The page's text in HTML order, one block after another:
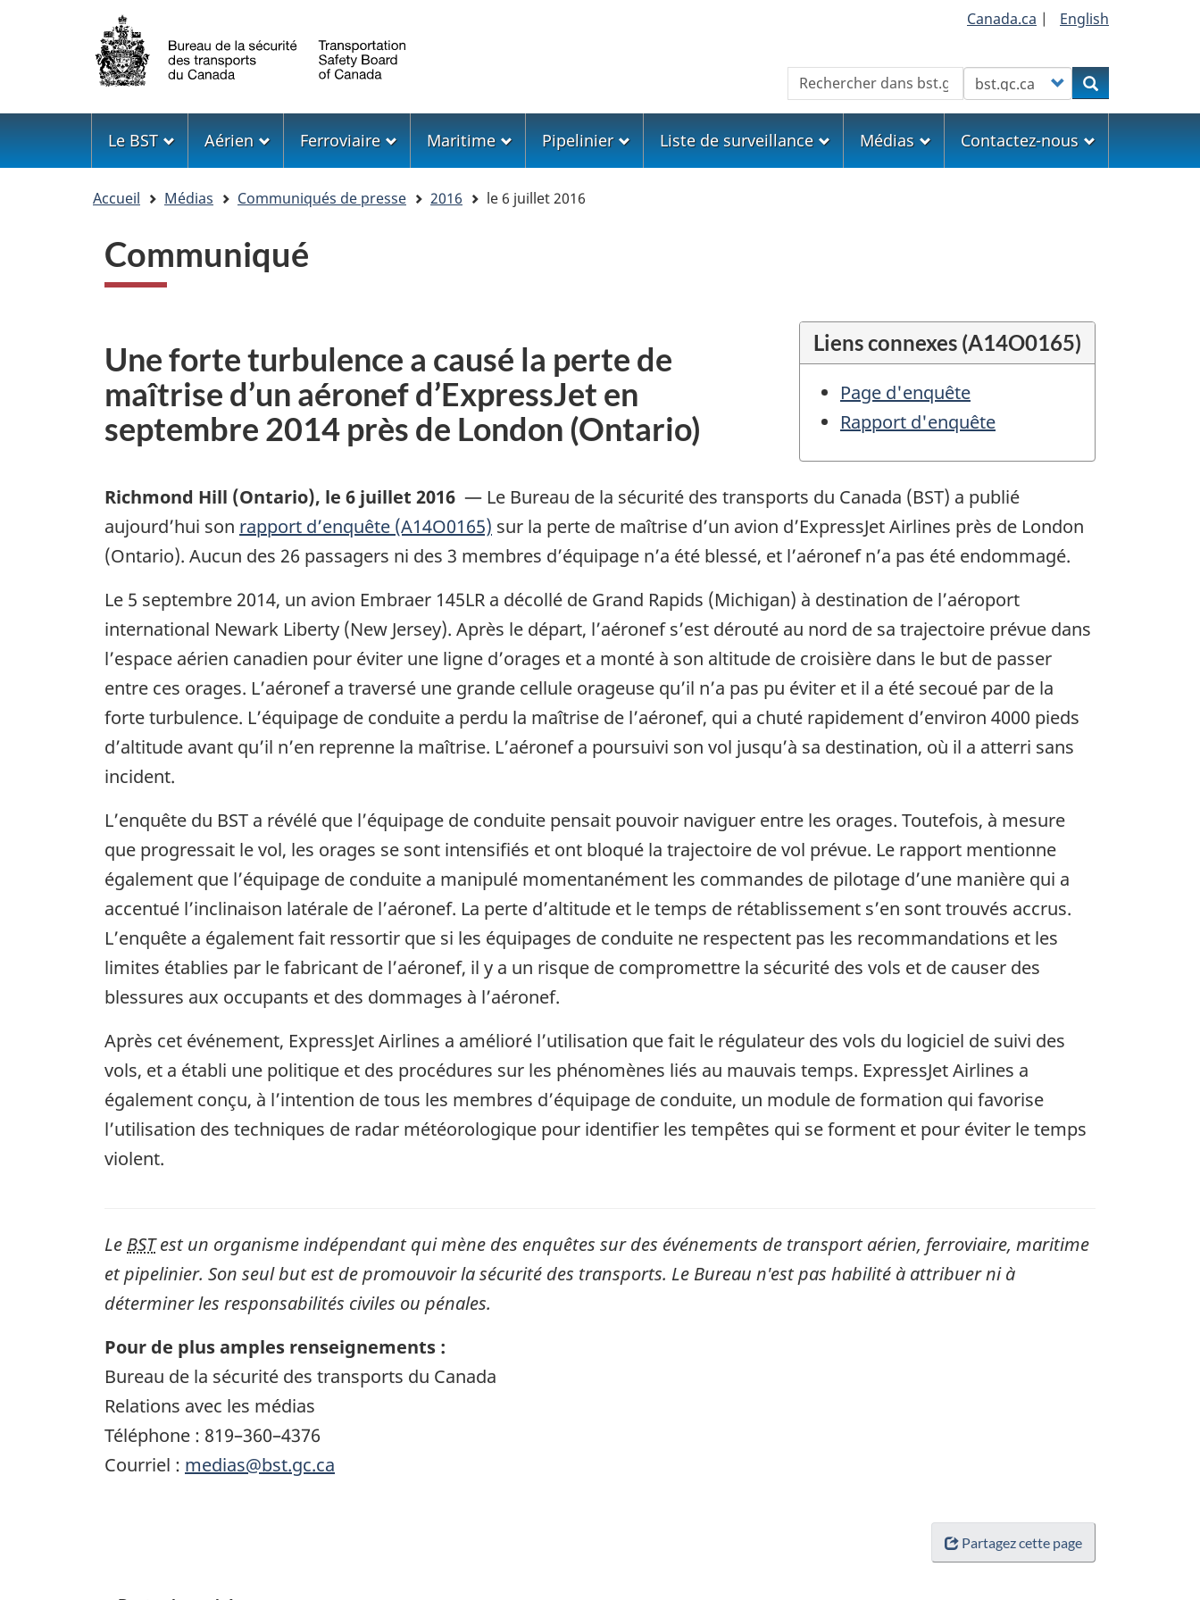
Sélection
de
la
langue
Canada.ca | English
Rechercher Customize your searchRechercher
Menu
Le BST Aérien Ferroviaire Maritime Pipelinier Liste de surveillance Médias Contactez-nous
Accueil Médias Communiqués de presse 2016 le 6 juillet 2016
Communiqué
Liens connexes (A14O0165)
Page d'enquête
Rapport d'enquête
Une forte turbulence a causé la perte de
maîtrise d’un aéronef d’ExpressJet en
septembre 2014 près de London (Ontario)
Richmond Hill (Ontario), le 6 juillet 2016 — Le Bureau de la sécurité des transports du Canada (BST) a publié
aujourd’hui son rapport d’enquête (A14O0165) sur la perte de maîtrise d’un avion d’ExpressJet Airlines près de London
(Ontario). Aucun des 26 passagers ni des 3 membres d’équipage n’a été blessé, et l’aéronef n’a pas été endommagé.
Le 5 septembre 2014, un avion Embraer 145LR a décollé de Grand Rapids (Michigan) à destination de l’aéroport
international Newark Liberty (New Jersey). Après le départ, l’aéronef s’est dérouté au nord de sa trajectoire prévue dans
l’espace aérien canadien pour éviter une ligne d’orages et a monté à son altitude de croisière dans le but de passer
entre ces orages. L’aéronef a traversé une grande cellule orageuse qu’il n’a pas pu éviter et il a été secoué par de la
forte turbulence. L’équipage de conduite a perdu la maîtrise de l’aéronef, qui a chuté rapidement d’environ 4000 pieds
d’altitude avant qu’il n’en reprenne la maîtrise. L’aéronef a poursuivi son vol jusqu’à sa destination, où il a atterri sans
incident.
L’enquête du BST a révélé que l’équipage de conduite pensait pouvoir naviguer entre les orages. Toutefois, à mesure
que progressait le vol, les orages se sont intensifiés et ont bloqué la trajectoire de vol prévue. Le rapport mentionne
également que l’équipage de conduite a manipulé momentanément les commandes de pilotage d’une manière qui a
accentué l’inclinaison latérale de l’aéronef. La perte d’altitude et le temps de rétablissement s’en sont trouvés accrus.
L’enquête a également fait ressortir que si les équipages de conduite ne respectent pas les recommandations et les
limites établies par le fabricant de l’aéronef, il y a un risque de compromettre la sécurité des vols et de causer des
blessures aux occupants et des dommages à l’aéronef.
Après cet événement, ExpressJet Airlines a amélioré l’utilisation que fait le régulateur des vols du logiciel de suivi des
vols, et a établi une politique et des procédures sur les phénomènes liés au mauvais temps. ExpressJet Airlines a
également conçu, à l’intention de tous les membres d’équipage de conduite, un module de formation qui favorise
l’utilisation des techniques de radar météorologique pour identifier les tempêtes qui se forment et pour éviter le temps
violent.
Le BSTest un organisme indépendant qui mène des enquêtes sur des événements de transport aérien, ferroviaire, maritime
et pipelinier. Son seul but est de promouvoir la sécurité des transports. Le Bureau n'est pas habilité à attribuer ni à
déterminer les responsabilités civiles ou pénales.
Pour de plus amples renseignements :
Bureau de la sécurité des transports du Canada
Relations avec les médias
Téléphone : 819–360–4376
Courriel : medias@bst.gc.ca
Partagez cette page